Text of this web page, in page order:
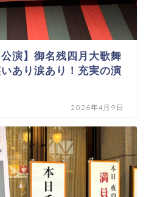
演】御名残四月大歌舞
あり涙あり！充実の演
2026年4月9日